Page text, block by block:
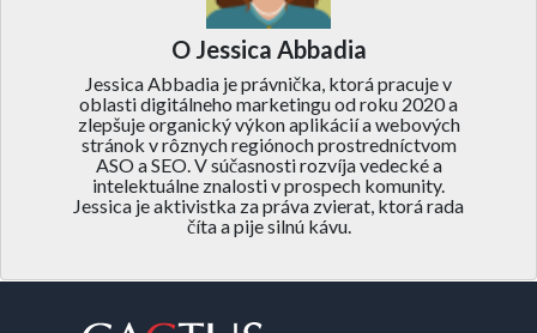
O Jessica Abbadia
Jessica Abbadia je právnička, ktorá pracuje v
oblasti digitálneho marketingu od roku 2020 a
zlepšuje organický výkon aplikácií a webových
stránok v rôznych regiónoch prostredníctvom
ASO a SEO. V súčasnosti rozvíja vedecké a
intelektuálne znalosti v prospech komunity.
Jessica je aktivistka za práva zvierat, ktorá rada
číta a pije silnú kávu.